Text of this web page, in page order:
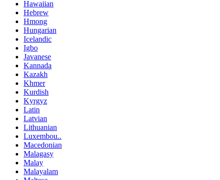
Hawaiian
Hebrew
Hmong
Hungarian
Icelandic
Igbo
Javanese
Kannada
Kazakh
Khmer
Kurdish
Kyrgyz
Latin
Latvian
Lithuanian
Luxembou..
Macedonian
Malagasy
Malay
Malayalam